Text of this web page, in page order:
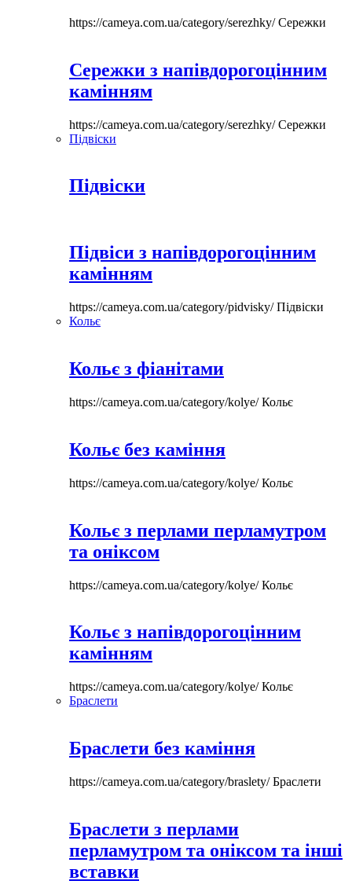
https://cameya.com.ua/category/serezhky/Сережки
Сережки з напівдорогоцінним
камінням
https://cameya.com.ua/category/serezhky/Сережки
Підвіски
Підвіски
Підвіси з напівдорогоцінним
камінням
https://cameya.com.ua/category/pidvisky/Підвіски
Кольє
Кольє з фіанітами
https://cameya.com.ua/category/kolye/Кольє
Кольє без каміння
https://cameya.com.ua/category/kolye/Кольє
Кольє з перлами перламутром
та оніксом
https://cameya.com.ua/category/kolye/Кольє
Кольє з напівдорогоцінним
камінням
https://cameya.com.ua/category/kolye/Кольє
Браслети
Браслети без каміння
https://cameya.com.ua/category/braslety/Браслети
Браслети з перлами
перламутром та оніксом та інші
вставки